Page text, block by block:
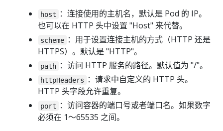
host
：连接使用的主机名，默认是 Pod 的 IP。
也可以在 HTTP 头中设置 "Host" 来代替。
scheme ：用于设置连接主机的方式（HTTP 还是
HTTPS）。默认是 "HTTP"。
path ：访问 HTTP 服务的路径。默认值为 "/"。
httpHeaders
：请求中自定义的 HTTP 头。
HTTP 头字段允许重复。
port
：访问容器的端口号或者端口名。如果数字
必须在 1～65535 之间。